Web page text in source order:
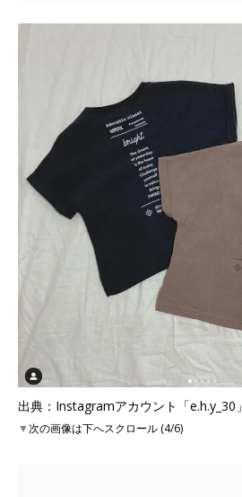
出典：Instagramアカウント「e.h.y_30」
▼次の画像は下へスクロール (4/6)